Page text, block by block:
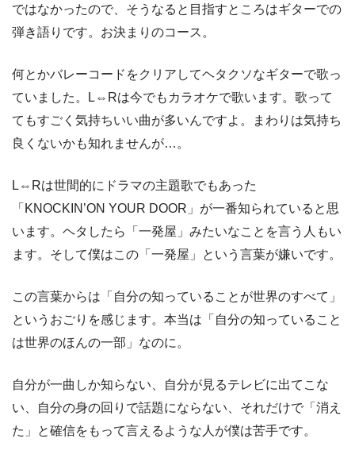
ではなかったので、そうなると目指すところはギターでの
弾き語りです。お決まりのコース。
何とかバレーコードをクリアしてヘタクソなギターで歌っ
ていました。L⇔Rは今でもカラオケで歌います。歌って
てもすごく気持ちいい曲が多いんですよ。まわりは気持ち
良くないかも知れませんが…。
L⇔Rは世間的にドラマの主題歌でもあった
「KNOCKIN’ON YOUR DOOR」が一番知られていると思
います。ヘタしたら「一発屋」みたいなことを言う人もい
ます。そして僕はこの「一発屋」という言葉が嫌いです。
この言葉からは「自分の知っていることが世界のすべて」
というおごりを感じます。本当は「自分の知っていること
は世界のほんの一部」なのに。
自分が一曲しか知らない、自分が見るテレビに出てこな
い、自分の身の回りで話題にならない、それだけで「消え
た」と確信をもって言えるような人が僕は苦手です。